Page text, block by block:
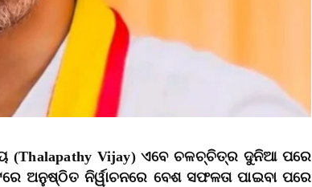
(Thalapathy Vijay) ଏବେ ଚଳଚ୍ଚିତ୍ର ଦୁନିଆ ପରେ
ଅନୁଷ୍ଠିତ ନିର୍ୱାଚନରେ ବେଶ ସଫଳତା ପାଇବା ପରେ